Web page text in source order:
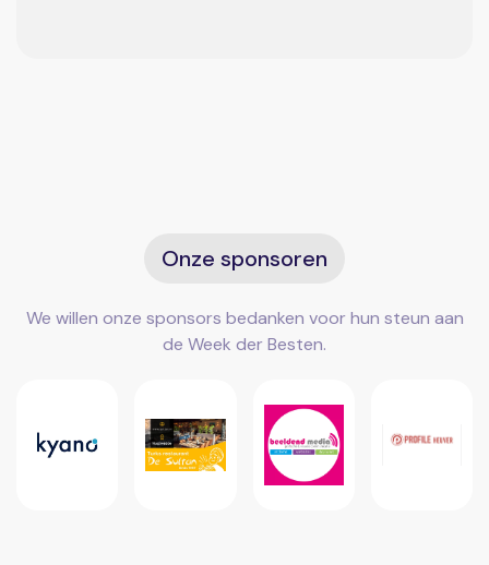
Onze sponsoren
We willen onze sponsors bedanken voor hun steun aan
de Week der Besten.